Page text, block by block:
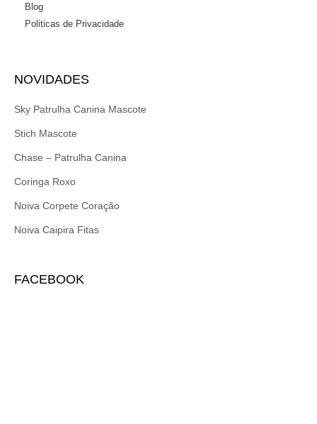
Blog
Politicas de Privacidade
NOVIDADES
Sky Patrulha Canina Mascote
Stich Mascote
Chase – Patrulha Canina
Coringa Roxo
Noiva Corpete Coração
Noiva Caipira Fitas
FACEBOOK